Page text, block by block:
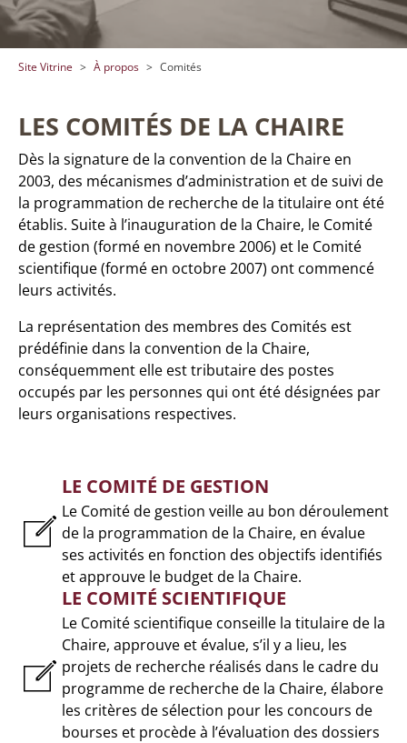
You are here:
Site Vitrine À propos Comités
LES COMITÉS DE LA CHAIRE
Dès la signature de la convention de la Chaire en
2003, des mécanismes d’administration et de suivi de
la programmation de recherche de la titulaire ont été
établis. Suite à l’inauguration de la Chaire, le Comité
de gestion (formé en novembre 2006) et le Comité
scientifique (formé en octobre 2007) ont commencé
leurs activités.
La représentation des membres des Comités est
prédéfinie dans la convention de la Chaire,
conséquemment elle est tributaire des postes
occupés par les personnes qui ont été désignées par
leurs organisations respectives.
LE COMITÉ DE GESTION
Le Comité de gestion veille au bon déroulement
de la programmation de la Chaire, en évalue
ses activités en fonction des objectifs identifiés
et approuve le budget de la Chaire.
LE COMITÉ SCIENTIFIQUE
Le Comité scientifique conseille la titulaire de la
Chaire, approuve et évalue, s’il y a lieu, les
projets de recherche réalisés dans le cadre du
programme de recherche de la Chaire, élabore
les critères de sélection pour les concours de
bourses et procède à l’évaluation des dossiers